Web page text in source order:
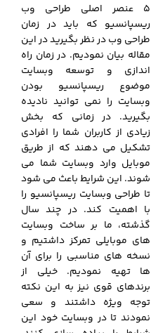
5 عنصر اصلی طراحی وب
ریسپانسیو که باید در زمان
طراحی وب در نظر بگیرید در این
مقاله بیان نمودیم. در زمان راه
اندازی و توسعه وبسایت
موضوع ریسپانسیو بودن
وبسایت را نمی توانید نادیده
بگیرید. در زمانی که بخش
زیادی از کاربران شما را افرادی
تشکیل می دهند که از طریق
موبایل وارد وبسایت شما می
شوند. این شرایط باعث می شود
تا طراحی وبسایت ریسپانسیو را
با اهمیت کند.در چند سال
گذشته، ما بر ساخت وبسایت
های موبایلی تمرکز داشتیم و
نسخه های مناسبی را برای آن
ها تهیه نمودیم. خیلی از
برندهای قوی نیز به این نکته
توجه ویژه داشتند و سعی
نمودند تا در وبسایت خود این